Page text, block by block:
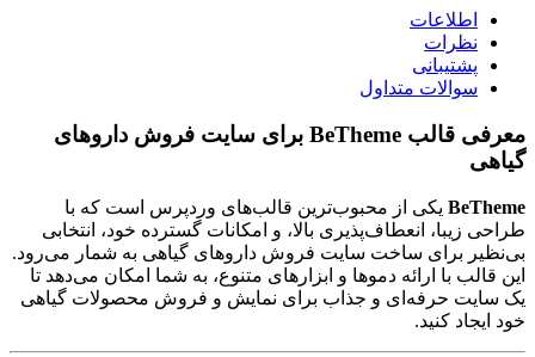
جهت خرید هاست
ارسال تیکت
ارسال تیکت
سرور مجازی فنلاند
یک سرور پرسرعت با امکانات فوق العاده
پینگ تایم مناسب و سرعت خیره کننده
ساخت سرور آمریکا در دو دیتاسنتر متفاوت
سرور مجازی آلمان
ارائه سرویس در ۳ دیتاسنتر متفاوت
سرور مجازی انگلیس
ارسال تیکت
سرور ادوبی کانکت
مناسب برگزاری هرگونه کلاس و وبینار
سرور Jitsi
بی‌نظیر در برگزاری جلسات آنلاین حرفه‌ای
خرید انواع گواهی امنیتی با تحویل آنی
به مشاوره نیاز دارید؟
ارسال تیکت
اطلاعات
نظرات
پشتیبانی
سوالات متداول
معرفی قالب BeTheme برای سایت فروش داروهای
گیاهی
BeTheme یکی از محبوب‌ترین قالب‌های وردپرس است که با
طراحی زیبا، انعطاف‌پذیری بالا، و امکانات گسترده خود، انتخابی
بی‌نظیر برای ساخت سایت فروش داروهای گیاهی به شمار می‌رود.
این قالب با ارائه دموها و ابزارهای متنوع، به شما امکان می‌دهد تا
یک سایت حرفه‌ای و جذاب برای نمایش و فروش محصولات گیاهی
خود ایجاد کنید.